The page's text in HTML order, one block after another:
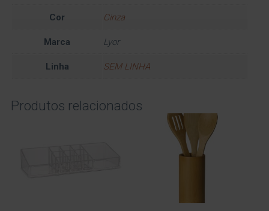
Cor Cinza
Marca Lyor
Linha SEM LINHA
Produtos relacionados